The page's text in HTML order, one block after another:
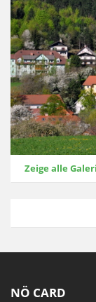
Zeige alle
NÖ CARD